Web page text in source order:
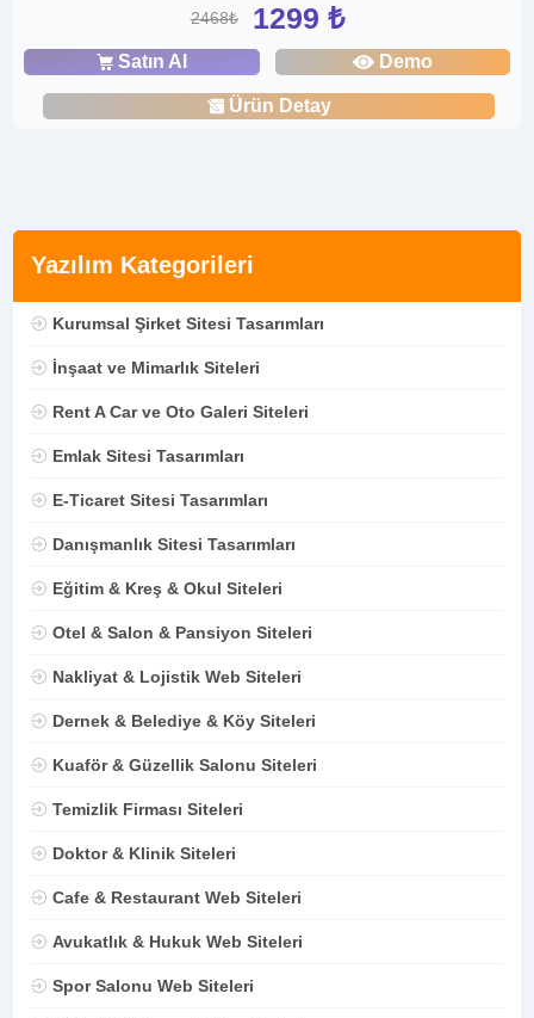
Yazılım Kategorileri
Kurumsal Şirket Sitesi Tasarımları
İnşaat ve Mimarlık Siteleri
Rent A Car ve Oto Galeri Siteleri
Emlak Sitesi Tasarımları
E-Ticaret Sitesi Tasarımları
Danışmanlık Sitesi Tasarımları
Eğitim & Kreş & Okul Siteleri
Otel & Salon & Pansiyon Siteleri
Nakliyat & Lojistik Web Siteleri
Dernek & Belediye & Köy Siteleri
Kuaför & Güzellik Salonu Siteleri
Temizlik Firması Siteleri
Doktor & Klinik Siteleri
Cafe & Restaurant Web Siteleri
Avukatlık & Hukuk Web Siteleri
Spor Salonu Web Siteleri
2468₺ 1299 ₺
Satın Al Demo
Ürün Detay